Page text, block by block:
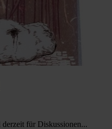
derzeit für Diskussionen...